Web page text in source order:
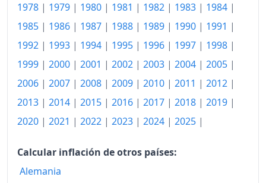
2009
648.28
2010
674.65
708.38
2012
749.03
2013
792.33
2014
840.92
2015
1978 | 1979 | 1980 | 1981 | 1982 | 1983 | 1984 |
1985 | 1986 | 1987 | 1988 | 1989 | 1990 | 1991 |
1992 | 1993 | 1994 | 1995 | 1996 | 1997 | 1998 |
1999 | 2000 | 2001 | 2002 | 2003 | 2004 | 2005 |
2006 | 2007 | 2008 | 2009 | 2010 | 2011 | 2012 |
2013 | 2014 | 2015 | 2016 | 2017 | 2018 | 2019 |
2020 | 2021 | 2022 | 2023 | 2024 | 2025 |
Calcular inflación de otros países:
Alemania